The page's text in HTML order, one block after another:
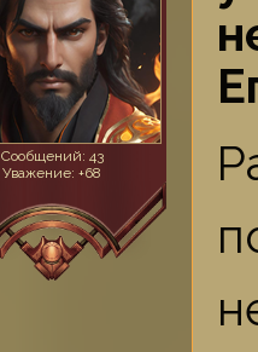
Сообщений: 43
Уважение: +68